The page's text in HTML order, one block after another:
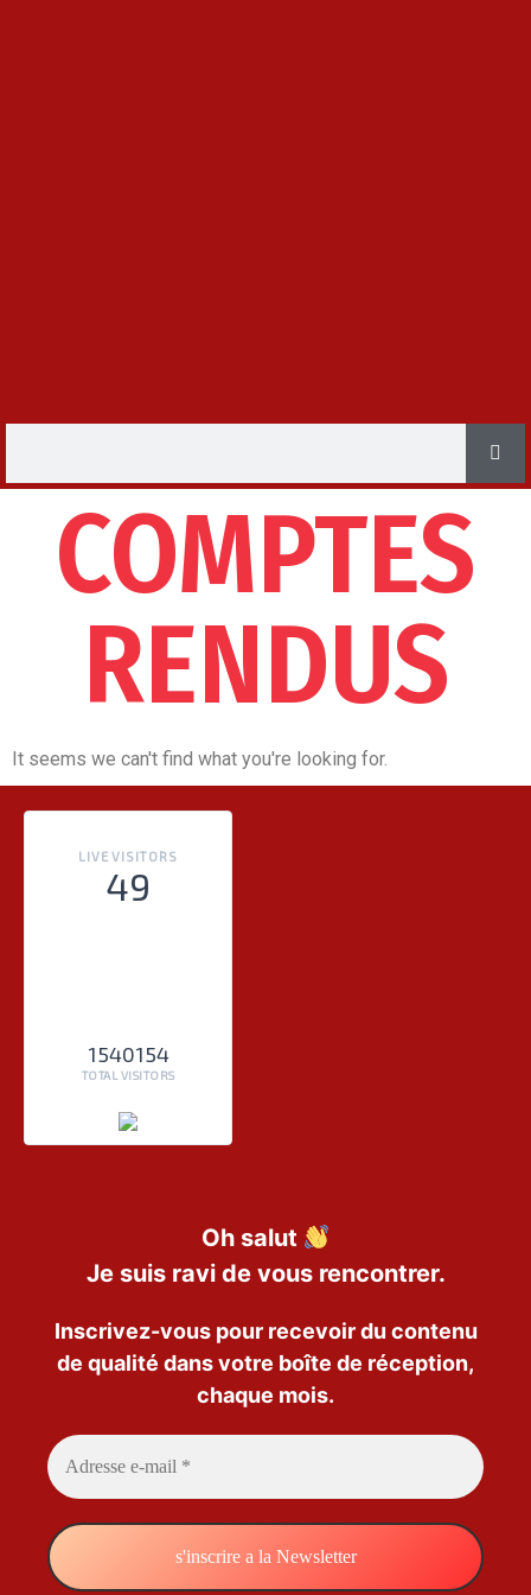
COMPTES
RENDUS
It seems we can't find what you're looking for.
LIVE VISITORS
49
1540154
TOTAL VISITORS
Oh salut
Je suis ravi de vous rencontrer.
Inscrivez-vous pour recevoir du contenu
de qualité dans votre boîte de réception,
chaque mois.